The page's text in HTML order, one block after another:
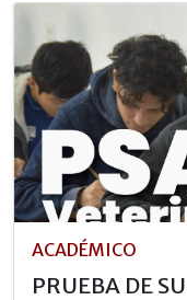
ACADÉMICO
PRUEBA DE